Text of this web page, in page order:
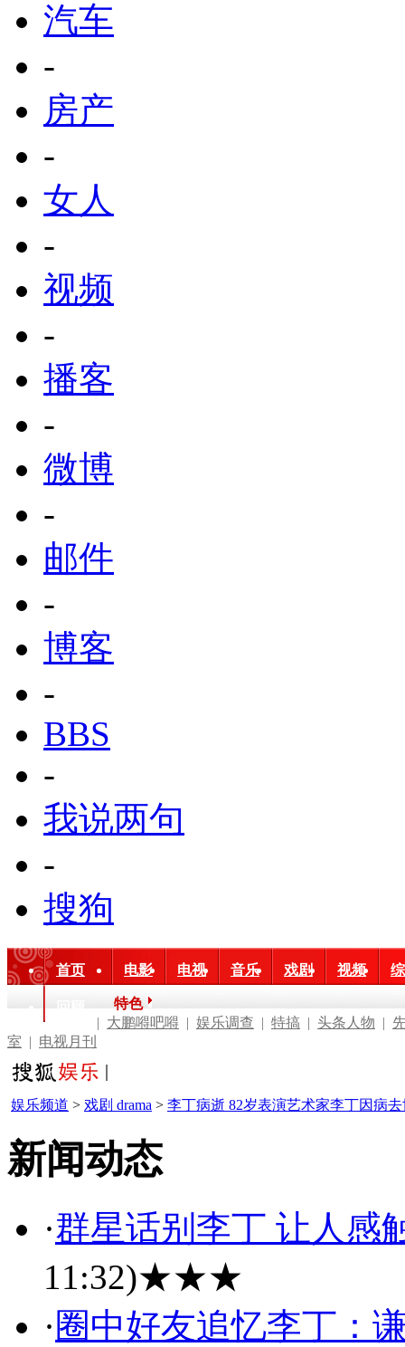
汽车
-
房产
-
女人
-
视频
-
播客
-
微博
-
邮件
-
博客
-
BBS
-
我说两句
-
搜狗
首页 电影 电视 音乐 戏剧 视频
特色
| 大鹏嘚吧嘚 | 娱乐调查 | 特搞 | 头条人物 |
室 | 电视月刊
娱乐频道 > 戏剧 drama > 李丁病逝 82岁表演艺术家李丁因病去
新闻动态
·群星话别李丁 让人感
11:32)★★★
· 圈中好友追忆李丁：